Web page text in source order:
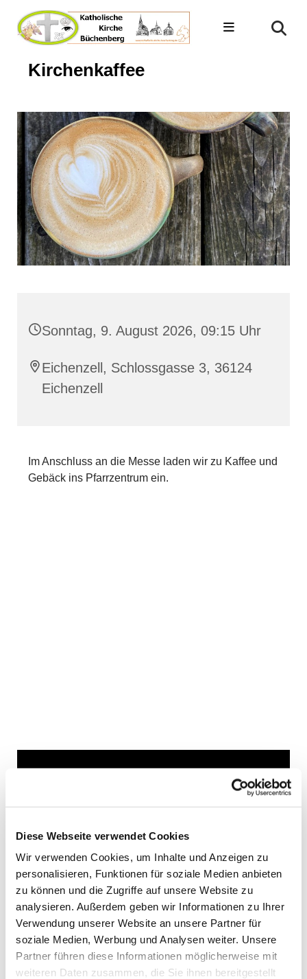
Diese Webseite verwendet Cookies
Wir verwenden Cookies, um Inhalte und Anzeigen zu
personalisieren, Funktionen für soziale Medien anbieten
zu können und die Zugriffe auf unsere Website zu
analysieren. Außerdem geben wir Informationen zu Ihrer
Verwendung unserer Website an unsere Partner für
soziale Medien, Werbung und Analysen weiter. Unsere
Partner führen diese Informationen möglicherweise mit
weiteren Daten zusammen, die Sie ihnen bereitgestellt
Kirchenkaffee
Sonntag, 9. August 2026, 09:15 Uhr
Eichenzell, Schlossgasse 3, 36124
Eichenzell
Im Anschluss an die Messe laden wir zu Kaffee und
Gebäck ins Pfarrzentrum ein.
Dies könnte Sie auch
interessieren